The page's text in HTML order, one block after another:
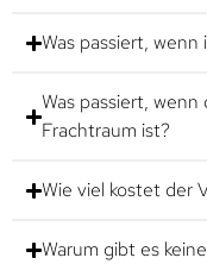
Was passiert,
Was passiert,
Frachtraum ist?
Wie viel kostet der
Warum gibt es